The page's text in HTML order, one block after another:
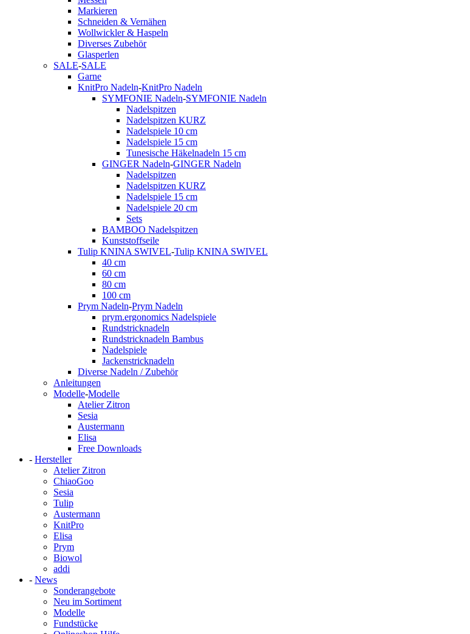
Markieren
Schneiden & Vernähen
Wollwickler & Haspeln
Diverses Zubehör
Glasperlen
SALE-SALE
Garne
KnitPro Nadeln-KnitPro Nadeln
SYMFONIE Nadeln-SYMFONIE Nadeln
Nadelspitzen
Nadelspitzen KURZ
Nadelspiele 10 cm
Nadelspiele 15 cm
Tunesische Häkelnadeln 15 cm
GINGER Nadeln-GINGER Nadeln
Nadelspitzen
Nadelspitzen KURZ
Nadelspiele 15 cm
Nadelspiele 20 cm
Sets
BAMBOO Nadelspitzen
Kunststoffseile
Tulip KNINA SWIVEL-Tulip KNINA SWIVEL
40 cm
60 cm
80 cm
100 cm
Prym Nadeln-Prym Nadeln
prym.ergonomics Nadelspiele
Rundstricknadeln
Rundstricknadeln Bambus
Nadelspiele
Jackenstricknadeln
Diverse Nadeln / Zubehör
Anleitungen
Modelle-Modelle
Atelier Zitron
Sesia
Austermann
Elisa
Free Downloads
- Hersteller
Atelier Zitron
ChiaoGoo
Sesia
Tulip
Austermann
KnitPro
Elisa
Prym
Biowol
addi
- News
Sonderangebote
Neu im Sortiment
Modelle
Fundstücke